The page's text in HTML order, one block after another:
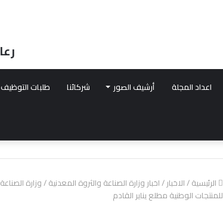
اعداد المجلة أرشيف الصور شركائنا طلبات التوظيف
الرئيسية/الاخبار/اخبار وزارة الصناعة والثروة المعدنية/وزارة
للمنتجات الوطنية مطلع يناير القادم